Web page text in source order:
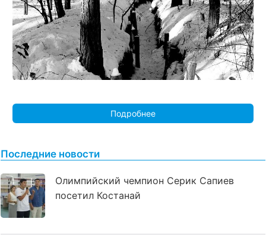
Подробнее
Последние новости
Олимпийский чемпион Серик Сапиев
посетил Костанай